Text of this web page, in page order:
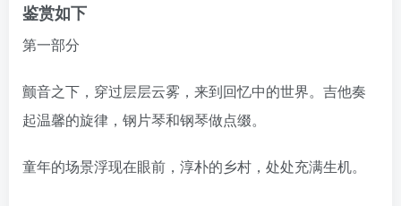
鉴赏如下
第一部分
颤音之下，穿过层层云雾，来到回忆中的世界。吉他奏
起温馨的旋律，钢片琴和钢琴做点缀。
童年的场景浮现在眼前，淳朴的乡村，处处充满生机。